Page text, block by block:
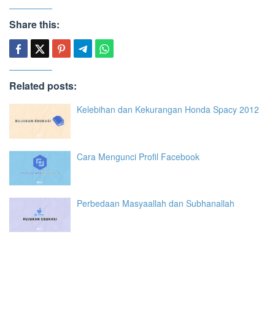
Share this:
Related posts:
Kelebihan dan Kekurangan Honda Spacy 2012
Cara Mengunci Profil Facebook
Perbedaan Masyaallah dan Subhanallah